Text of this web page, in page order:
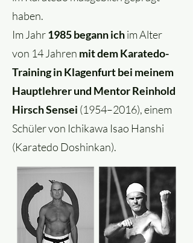
haben.
Im Jahr1985 begann ichim Alter
von 14 Jahren mit dem Karatedo-
Training in Klagenfurt bei meinem
Hauptlehrer und Mentor Reinhold
Hirsch Sensei (1954–2016), einem
Schüler von Ichikawa Isao Hanshi
(Karatedo Doshinkan).​​